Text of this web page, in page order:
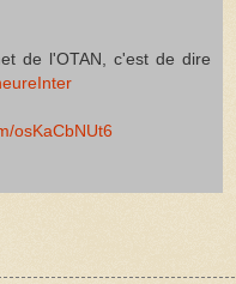
de l'OTAN, c'est de dire
osKaCbNUt6